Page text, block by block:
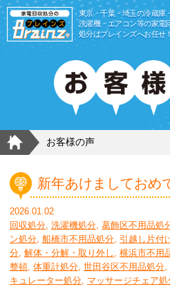
東京/埼玉/千葉/神奈
東京・千葉・埼玉の冷蔵庫・
洗濯機・エアコン等の家電
処分はブレインズへお任せ！
HOME
お客様の声
新年あけましておめ
2026.01.02
回収処分, 洗濯機処分, 葛飾区不用品処
ン処分, 船橋市不用品処分, 引越し片付
分, 解体・分解・取り外し , 横浜市不用
整頓, 体重計処分, 世田谷区不用品処分,
キュレーター処分, マッサージチェア処